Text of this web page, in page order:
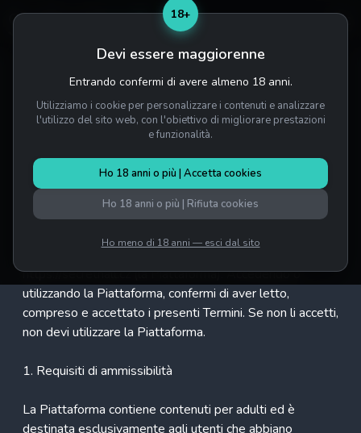
TERMINI DI SERVIZIO
Ultimo aggiornamento: 5 luglio 2026
I presenti Termini di servizio disciplinano l'accesso e
https://secrethall.cz (la Piattaforma). Accedendo o
utilizzando la Piattaforma, confermi di aver letto,
compreso e accettato i presenti Termini. Se non li accetti,
non devi utilizzare la Piattaforma.
1. Requisiti di ammissibilità
La Piattaforma contiene contenuti per adulti ed è
destinata esclusivamente agli utenti che abbiano
18+
Devi essere maggiorenne
Entrando confermi di avere almeno 18 anni.
Utilizziamo i cookie per personalizzare i contenuti e analizzare
l'utilizzo del sito web, con l'obiettivo di migliorare prestazioni
e funzionalità.
Ho 18 anni o più | Accetta cookies
Ho 18 anni o più | Rifiuta cookies
Ho meno di 18 anni — esci dal sito